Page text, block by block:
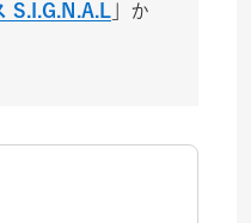
S.I.G.N.A.L
」か